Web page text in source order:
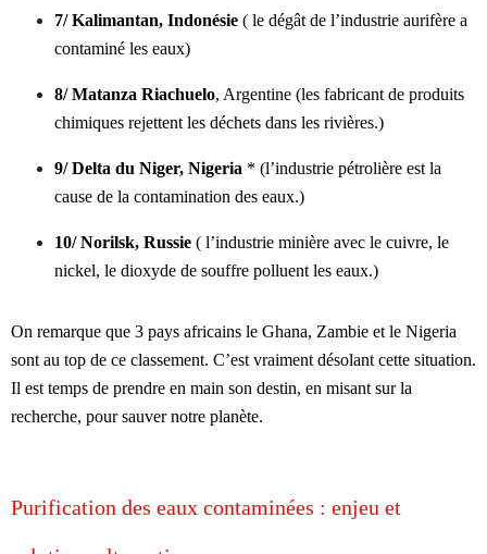
7/ Kalimantan, Indonésie ( le dégât de l’industrie aurifère a
contaminé les eaux)
8/ Matanza Riachuelo, Argentine (les fabricant de produits
chimiques rejettent les déchets dans les rivières.)
9/ Delta du Niger, Nigeria * (l’industrie pétrolière est la
cause de la contamination des eaux.)
10/ Norilsk, Russie ( l’industrie minière avec le cuivre, le
nickel, le dioxyde de souffre polluent les eaux.)
On remarque que 3 pays africains le Ghana, Zambie et le Nigeria
sont au top de ce classement. C’est vraiment désolant cette situation.
Il est temps de prendre en main son destin, en misant sur la
recherche, pour sauver notre planète.
Purification des eaux contaminées : enjeu et